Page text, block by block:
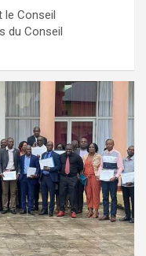
le Conseil
du Conseil